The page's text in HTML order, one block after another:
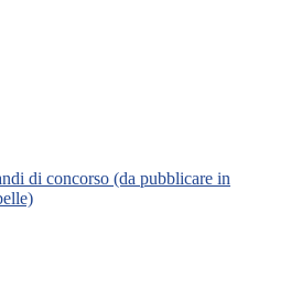
di concorso (da pubblicare in